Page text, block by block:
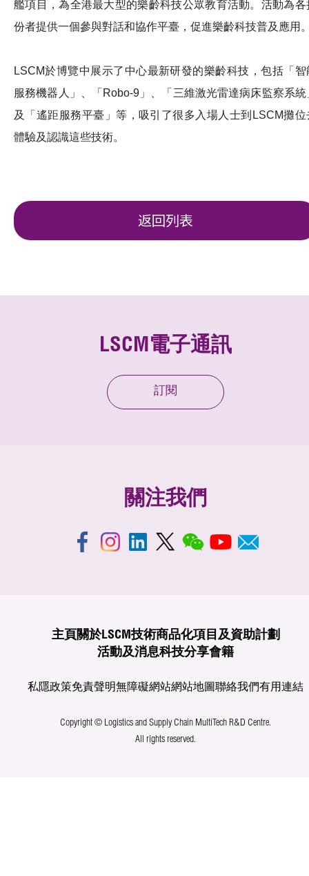
艦項目，為全港最大型的樂齡科技公眾教育活動。活動為各
份者提供一個參與對話和協作平臺，促進樂齡科技普及應用
LSCM於博覽中展示了中心最新研發的樂齡科技，包括「智
服務機器人」、「Robo-9」、「三維激光雷達病床監察系統
及「遙距服務平臺」等，吸引了很多入場人士到LSCM攤位
體驗及認識這些技術。
返回列表
LSCM電子通訊
訂閱
關注我們
主頁 關於LSCM技術商品化項目及資助計劃
活動及消息科技分享會籍
私隱政策免責聲明無障礙網站網站地圖聯絡我們有用連結
Copyright © Logistics and Supply Chain MultiTech R&D Centre.
All rights reserved.